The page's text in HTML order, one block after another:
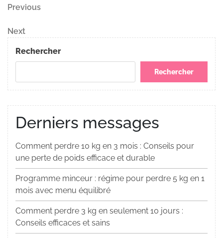
Navigation
de
l’article
Previous
Previous
Next
Post
Next
Rechercher
Rechercher
Derniers messages
Comment perdre 10 kg en 3 mois : Conseils pour
une perte de poids efficace et durable
Programme minceur : régime pour perdre 5 kg en 1
mois avec menu équilibré
Comment perdre 3 kg en seulement 10 jours :
Conseils efficaces et sains